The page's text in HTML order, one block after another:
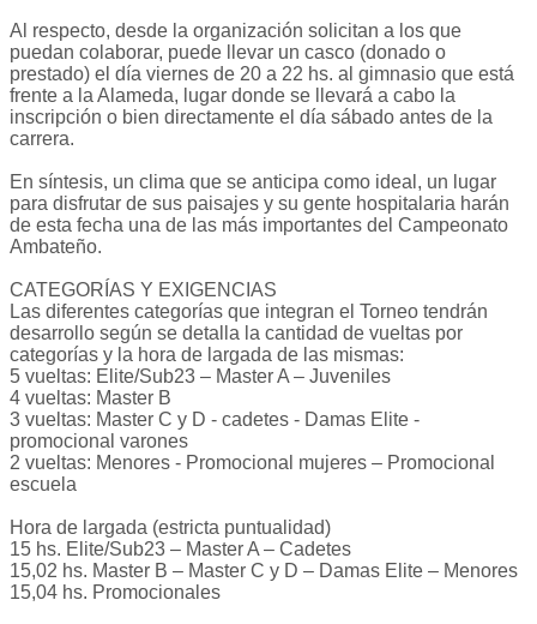
Al respecto, desde la organización solicitan a los que
puedan colaborar, puede llevar un casco (donado o
prestado) el día viernes de 20 a 22 hs. al gimnasio que está
frente a la Alameda, lugar donde se llevará a cabo la
inscripción o bien directamente el día sábado antes de la
carrera.
En síntesis, un clima que se anticipa como ideal, un lugar
para disfrutar de sus paisajes y su gente hospitalaria harán
de esta fecha una de las más importantes del Campeonato
Ambateño.
CATEGORÍAS Y EXIGENCIAS
Las diferentes categorías que integran el Torneo tendrán
desarrollo según se detalla la cantidad de vueltas por
categorías y la hora de largada de las mismas:
5 vueltas: Elite/Sub23 – Master A – Juveniles
4 vueltas: Master B
3 vueltas: Master C y D - cadetes - Damas Elite -
promocional varones
2 vueltas: Menores - Promocional mujeres – Promocional
escuela
Hora de largada (estricta puntualidad)
15 hs. Elite/Sub23 – Master A – Cadetes
15,02 hs. Master B – Master C y D – Damas Elite – Menores
15,04 hs. Promocionales